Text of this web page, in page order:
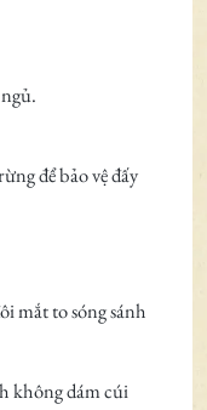
để bảo vệ đấy
mắt to sóng sánh
không dám cúi